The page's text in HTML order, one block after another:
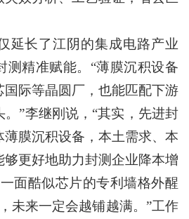
长了江阴的集成电路产业
测精准赋能。“薄膜沉积设备
国际等晶圆厂，也能匹配下游
”李继刚说，“其实，先进封
膜沉积设备，本土需求、本
够更好地助力封测企业降本增
面酷似芯片的专利墙格外醒
未来一定会越铺越满。”工作